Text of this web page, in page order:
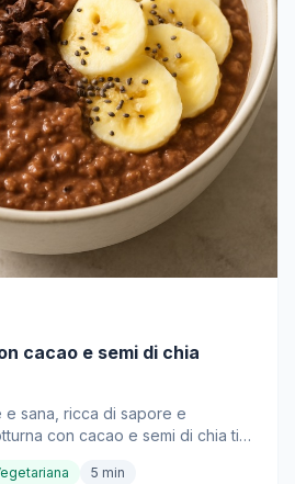
cacao e semi di chia
sana, ricca di sapore e
con cacao e semi di chia ti
5 min